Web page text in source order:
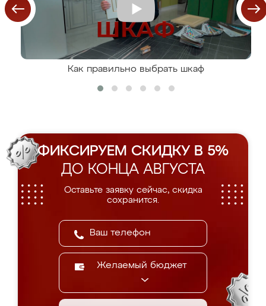
Как правильно выбрать шкаф
ФИКСИРУЕМ СКИДКУ В 5%
ДО КОНЦА АВГУСТА
Оставьте заявку сейчас, скидка
сохранится.
Желаемый бюджет